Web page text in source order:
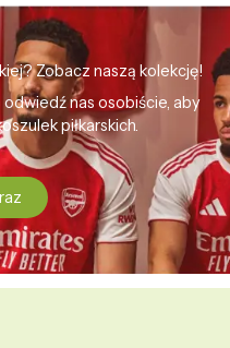
Zobacz naszą kolekcję!
nas osobiście, aby
piłkarskich.